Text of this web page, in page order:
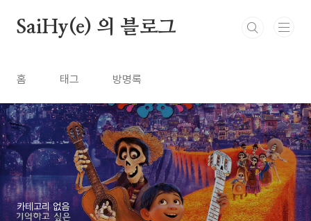
SaiHy(e) 의 블로그
홈 태그 방명록
카테고리 없음